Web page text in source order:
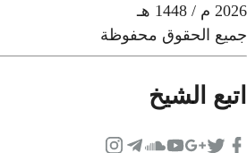
2026 م / 1448 هـ
جميع الحقوق محفوظة
اتبع الشيخ